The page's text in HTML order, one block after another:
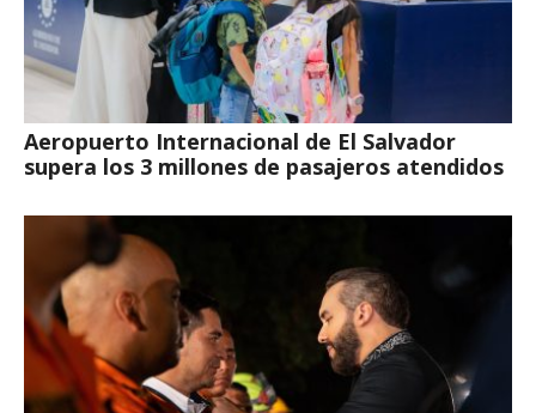
Aeropuerto Internacional de El Salvador
supera los 3 millones de pasajeros atendidos